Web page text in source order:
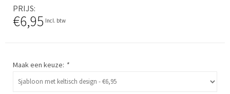
PRIJS
€6,95 Incl. btw
Maak een keuze: *